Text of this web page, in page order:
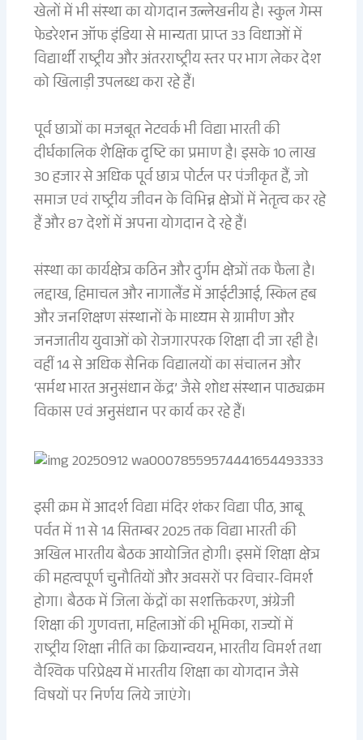
खेलों में भी संस्था का योगदान उल्लेखनीय है। स्कुल गेम्स
फेडरेशन ऑफ इंडिया से मान्यता प्राप्त 33 विधाओं में
विद्यार्थी राष्ट्रीय और अंतरराष्ट्रीय स्तर पर भाग लेकर देश
को खिलाड़ी उपलब्ध करा रहे हैं।
पूर्व छात्रों का मजबूत नेटवर्क भी विद्या भारती की
दीर्घकालिक शैक्षिक दृष्टि का प्रमाण है। इसके 10 लाख
30 हजार से अधिक पूर्व छात्र पोर्टल पर पंजीकृत हैं, जो
समाज एवं राष्ट्रीय जीवन के विभिन्न क्षेत्रों में नेतृत्व कर रहे
हैं और 87 देशों में अपना योगदान दे रहे हैं।
संस्था का कार्यक्षेत्र कठिन और दुर्गम क्षेत्रों तक फैला है।
लद्दाख, हिमाचल और नागालैंड में आईटीआई, स्किल हब
और जनशिक्षण संस्थानों के माध्यम से ग्रामीण और
जनजातीय युवाओं को रोजगारपरक शिक्षा दी जा रही है।
वहीं 14 से अधिक सैनिक विद्यालयों का संचालन और
‘सर्मथ भारत अनुसंधान केंद्र’ जैसे शोध संस्थान पाठ्यक्रम
विकास एवं अनुसंधान पर कार्य कर रहे हैं।
इसी क्रम में आदर्श विद्या मंदिर शंकर विद्या पीठ, आबू
पर्वत में 11 से 14 सितम्बर 2025 तक विद्या भारती की
अखिल भारतीय बैठक आयोजित होगी। इसमें शिक्षा क्षेत्र
की महत्वपूर्ण चुनौतियों और अवसरों पर विचार-विमर्श
होगा। बैठक में जिला केंद्रों का सशक्तिकरण, अंग्रेजी
शिक्षा की गुणवत्ता, महिलाओं की भूमिका, राज्यों में
राष्ट्रीय शिक्षा नीति का क्रियान्वयन, भारतीय विमर्श तथा
वैश्विक परिप्रेक्ष्य में भारतीय शिक्षा का योगदान जैसे
विषयों पर निर्णय लिये जाएंगे।